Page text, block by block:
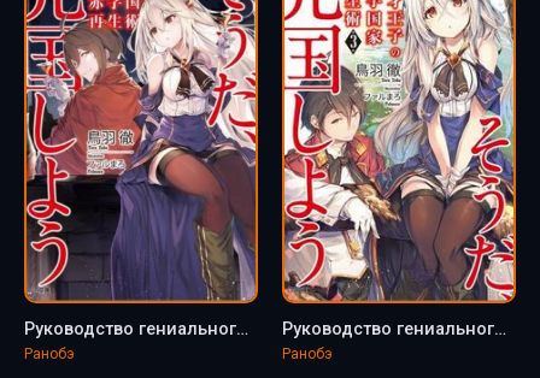
Руководство гениального принца по вызволению страны из долгов (пора и родину продать) 8 - Тоба Тоору
Ранобэ
Руководство гениального принца по вызволению страны из долгов (пора и родину продать) 3 - Тоба Тоору
Ранобэ